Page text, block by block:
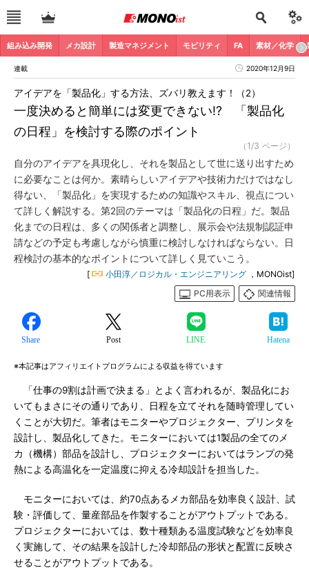
組み込み開発 メカ設計 製造マネジメント モビリティ FA 素材／化学
連載 2020年12月9日
一度決めると簡単には変更できない!? 「製品化
の日程」を検討する際のポイント
アイデアを「製品化」する方法、ズバリ教えます！（2）
（1/3 ページ）
自分のアイデアを具現化し、それを製品として世に送り出すため
に必要なことは何か。素晴らしいアイデアや技術力だけではなし
得ない、「製品化」を実現するための知識やスキル、視点につい
て詳しく解説する。第2回のテーマは「製品化の日程」だ。製品
化までの日程は、多くの関係者と調整し、展示会や法規制認証申
請などの予定も考慮しながら慎重に検討しなければならない。日
程検討の基本的なポイントについて詳しく見ていこう。
[ 小田淳／ロジカル・エンジニアリング ，MONOist]
PC用表示
関連情報
Share Post LINE Hatena
※本記事はアフィリエイトプログラムによる収益を得ています
「仕事の9割は計画で決まる」とよく言われるが、製品化にお
いてもまさにその通りであり、日程を立てそれを随時管理してい
くことが大切だ。筆者はモニターやプロジェクター、プリンタを
設計し、製品化してきた。モニターにおいては1製品の全てのメ
カ（機構）部品を設計し、プロジェクターにおいてはランプの発
熱による高温化を一定温度に抑える冷却設計を担当した。
モニターにおいては、約70点あるメカ部品を効率良く設計、試
験・評価して、量産部品を作製することがアウトプットである。
プロジェクターにおいては、数十種類ある温度試験などを効率良
く実施して、その結果を設計した冷却部品の形状と配置に反映さ
せることがアウトプットである。